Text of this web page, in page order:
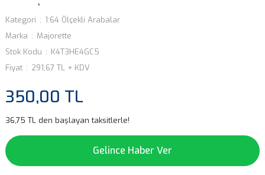
Kategori
1:64 Ölçekli Arabalar
Marka
Majorette
Stok Kodu
K4T3HE4GC5
Fiyat
291,67 TL + KDV
350,00 TL
36,75 TL den başlayan taksitlerle!
Gelince Haber Ver